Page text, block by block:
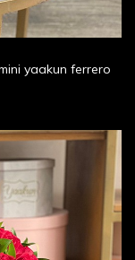
yaakun ferrero